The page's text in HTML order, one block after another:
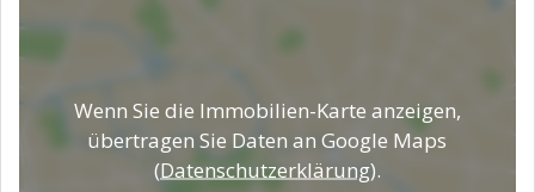
Wenn Sie die Immobilien-Karte anzeigen,
übertragen Sie Daten an Google Maps
(Datenschutzerklärung).